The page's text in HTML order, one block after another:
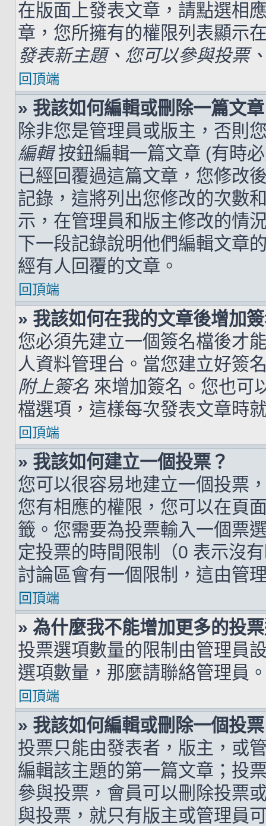
在版面上發表文章，請點選相
章，您所擁有的權限列表顯示
發表新主題、您可以參與投票
回頂端
» 我該如何編輯或刪除一篇文
除非您是管理員或版主，否則
編輯按鈕編輯一篇文章 (有時
已經回覆過這篇文章，您修改
記錄，這將列出您修改的次數
示，在管理員和版主修改的情
下一段記錄說明他們編輯文章
經有人回覆的文章。
回頂端
» 我該如何在我的文章後增加
您必須先建立一個簽名檔後才
人資料管理台。當您建立好簽
附上簽名 來增加簽名。您也可
檔選項，這樣每次發表文章時
回頂端
» 我該如何建立一個投票？
您可以很容易地建立一個投票
您有相應的權限，您可以在頁
籤。您需要為投票輸入一個票
定投票的時間限制（0 表示沒
討論區會有一個限制，這由管
回頂端
» 為什麼我不能增加更多的投
投票選項數量的限制由管理員
選項數量，那麼請聯絡管理員
回頂端
» 我該如何編輯或刪除一個投
投票只能由發表者，版主，或
編輯該主題的第一篇文章；投
參與投票，會員可以刪除投票
與投票，就只有版主或管理員